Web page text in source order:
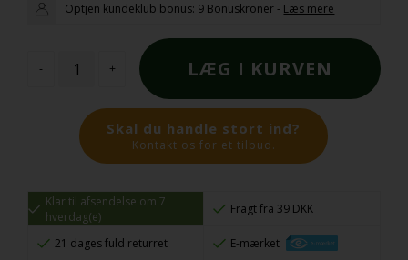
Optjen kundeklub bonus: 9 Bonuskroner - Læs mere
- +
Skal du handle stort ind?
Kontakt os for et tilbud.
Klar til afsendelse om 7
hverdag(e)
Fragt fra 39 DKK
21 dages fuld returret E-mærket